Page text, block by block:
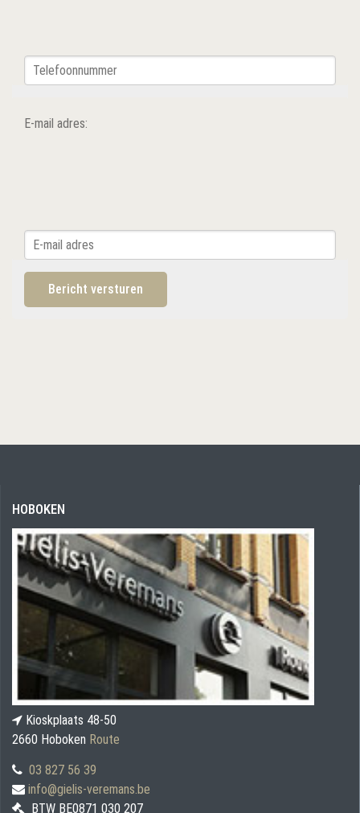
E-mail adres:
HOBOKEN
Kioskplaats 48-50
2660 Hoboken Route
03 827 56 39
info@gielis-veremans.be
BTW BE0871 030 207